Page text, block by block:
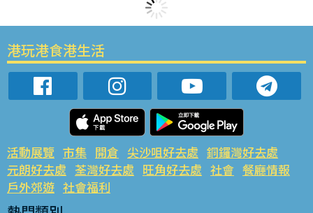
港玩港食港生活
活動展覽 市集 開倉 尖沙咀好去處 銅鑼灣好去處
元朗好去處 荃灣好去處 旺角好去處 社會 餐廳情報
戶外郊遊 社會福利